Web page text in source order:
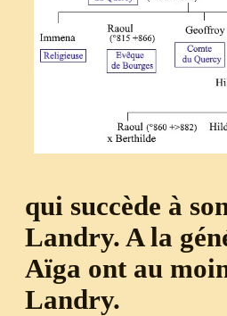
qui succède à
Landry. A la
Aïga ont au
Landry.